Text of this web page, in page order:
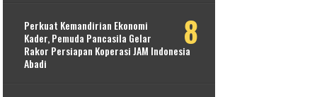
Perkuat Kemandirian Ekonomi
Kader, Pemuda Pancasila Gelar
Rakor Persiapan Koperasi JAM Indonesia
Abadi